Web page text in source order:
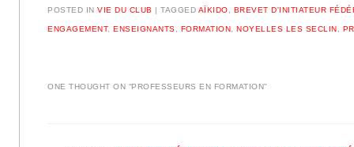
POSTED INVIE DU CLUB |TAGGED AÏKIDO, BREVET D'INITIATEUR
ENGAGEMENT,ENSEIGNANTS, FORMATION,NOYELLES LES SECLIN,
ONE THOUGHT ON “PROFESSEURS EN FORMATION”